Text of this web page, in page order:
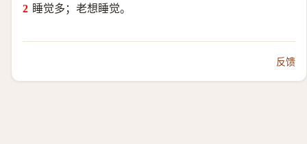
睡觉多；老想睡觉。
反馈